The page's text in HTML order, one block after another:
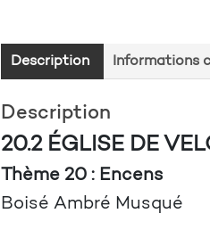
Description Informations
Description
20.2 ÉGLISE DE
Thème 20 : Encens
Boisé Ambré Musqué